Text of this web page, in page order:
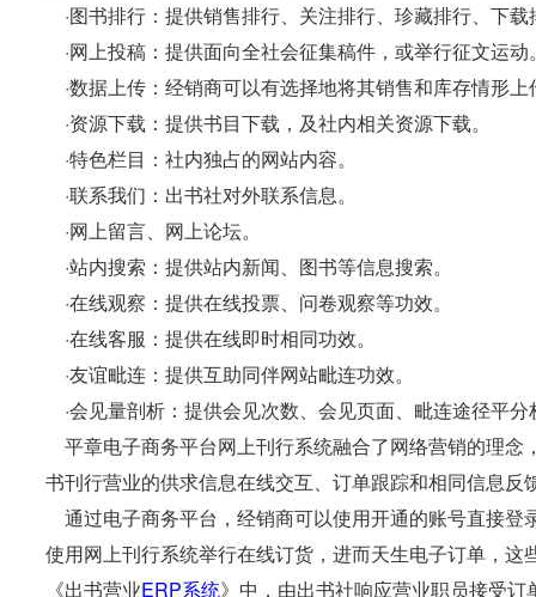
·图书排行：提供销售排行、关注排行、珍藏排行、下载
·网上投稿：提供面向全社会征集稿件，或举行征文运动
·数据上传：经销商可以有选择地将其销售和库存情形
·资源下载：提供书目下载，及社内相关资源下载。
·特色栏目：社内独占的网站内容。
·联系我们：出书社对外联系信息。
·网上留言、网上论坛。
·站内搜索：提供站内新闻、图书等信息搜索。
·在线观察：提供在线投票、问卷观察等功效。
·在线客服：提供在线即时相同功效。
·友谊毗连：提供互助同伴网站毗连功效。
·会见量剖析：提供会见次数、会见页面、毗连途径平
平章电子商务平台网上刊行系统融合了网络营销的理
书刊行营业的供求信息在线交互、订单跟踪和相同信息
通过电子商务平台，经销商可以使用开通的账号直接
使用网上刊行系统举行在线订货，进而天生电子订单，
《出书营业ERP系统》中，由出书社响应营业职员接受